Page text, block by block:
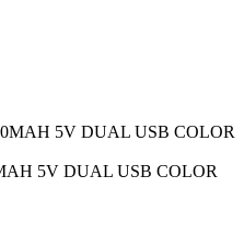
5V DUAL USB COLOR